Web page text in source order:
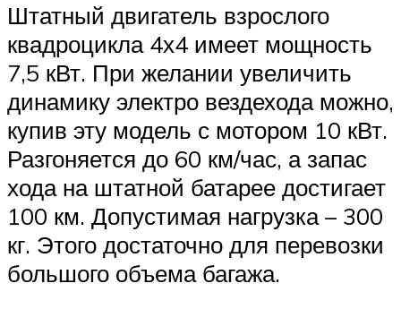
Штатный двигатель взрослого
квадроцикла 4х4 имеет мощность
7,5 кВт. При желании увеличить
динамику электро вездехода можно,
купив эту модель с мотором 10 кВт.
Разгоняется до 60 км/час, а запас
хода на штатной батарее достигает
100 км. Допустимая нагрузка – 300
кг. Этого достаточно для перевозки
большого объема багажа.